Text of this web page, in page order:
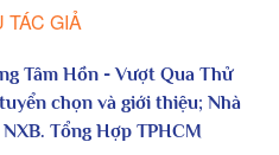
TÁC GIẢ
Tâm Hồn- Vượt Qua Thử
chọn và giới thiệu; Nhà
Tổng Hợp TPHCM